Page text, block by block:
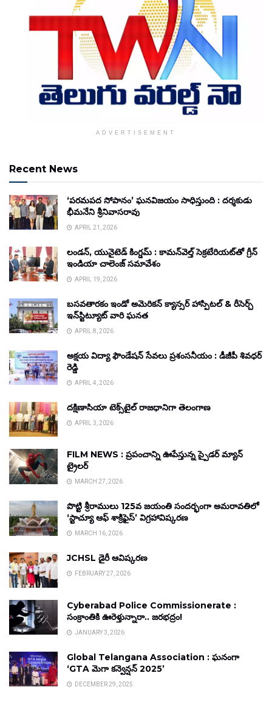
ADVERTISEMENT
Recent News
‘పరమపద సోపానం’ ఘనవిజయం సాధిస్తుంది : దర్శకుడు
భీమనేని శ్రీనివాసరావు
APRIL 21, 2026
లండన్, యునైటెడ్ కింగ్డమ్ : కామన్‌వెల్త్ సెక్రటేరియట్‌తో గ్రీన్
ఇండియా చాలెంజ్ సమావేశం
APRIL 19, 2026
బసవతారకం ఇండో అమెరికన్ క్యాన్సర్ హాస్పిటల్ & రీసెర్చ్
ఇన్‌స్టిట్యూట్ వారి ఘనత
APRIL 8, 2026
అక్షయ విద్యా ఫౌండేషన్ సేవలు ప్రశంసనీయం : డీజీపీ శివధర్
రెడ్డి
APRIL 4, 2026
దక్షిణాసియా టెక్స్‌టైల్ రాజధానిగా తెలంగాణ
APRIL 3, 2026
FILM NEWS : ప్రపంచాన్ని ఊపేస్తున్న స్పైడర్ మ్యాన్
ట్రైలర్
MARCH 27, 2026
పొట్టి శ్రీరాములు 125వ జయంతి సందర్భంగా అమరావతిలో
‘స్టాచ్యూ ఆఫ్ శాక్రిఫైస్’ విగ్రహావిష్కరణ
MARCH 16, 2026
JCHSL డైరీ ఆవిష్కరణ
FEBRUARY 27, 2026
Cyberabad Police Commissionerate :
సంక్రాంతికి ఊరెళ్తున్నారా.. జరభద్రం!
JANUARY 3, 2026
Global Telangana Association : ఘనంగా
‘GTA మెగా కన్వెన్షన్ 2025’
DECEMBER 29, 2025